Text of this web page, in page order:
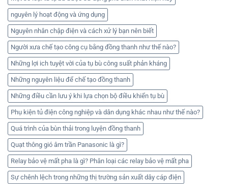
nguyên lý hoạt động và ứng dụng
Nguyên nhân chập điện và cách xử lý bạn nên biết
Người xưa chế tạo công cụ bằng đồng thanh như thế nào?
Những lợi ich tuyệt vời của tụ bù công suất phản kháng
Những nguyên liệu để chế tạo đồng thanh
Những điều cần lưu ý khi lựa chọn bộ điều khiển tụ bù
Phụ kiện tủ điện công nghiệp và dân dụng khác nhau như thế nào?
Quá trình của bùn thải trong luyện đồng thanh
Quạt thông gió âm trần Panasonic là gì?
Relay bảo vệ mất pha là gì? Phân loại các relay bảo vệ mất pha
Sự chênh lệch trong những thị trường sản xuất dây cáp điện